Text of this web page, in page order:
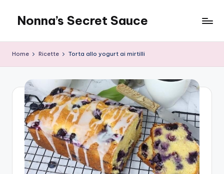
content
Nonna’s Secret Sauce
Home Ricette Torta allo yogurt ai mirtilli